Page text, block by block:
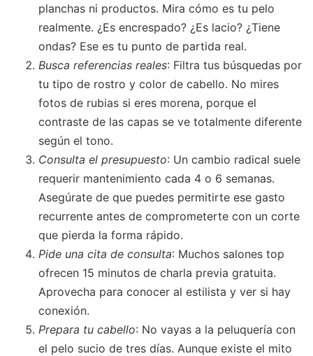
planchas ni productos. Mira cómo es tu pelo
realmente. ¿Es encrespado? ¿Es lacio? ¿Tiene
ondas? Ese es tu punto de partida real.
Busca referencias reales: Filtra tus búsquedas por
tu tipo de rostro y color de cabello. No mires
fotos de rubias si eres morena, porque el
contraste de las capas se ve totalmente diferente
según el tono.
Consulta el presupuesto: Un cambio radical suele
requerir mantenimiento cada 4 o 6 semanas.
Asegúrate de que puedes permitirte ese gasto
recurrente antes de comprometerte con un corte
que pierda la forma rápido.
Pide una cita de consulta: Muchos salones top
ofrecen 15 minutos de charla previa gratuita.
Aprovecha para conocer al estilista y ver si hay
conexión.
Prepara tu cabello: No vayas a la peluquería con
el pelo sucio de tres días. Aunque existe el mito